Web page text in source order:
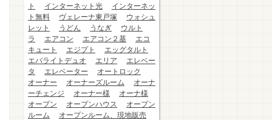
ト
インターネット光
インターネッ
ト無料
ヴェレーナ東戸塚
ウォシュ
レット
うどん うなぎ
ウルト
ラ
エアコン エアコン２基
エコ
キュート
エジプト
エッグタルト
エバライトデュオ
エリア
エレベー
タ
エレベーター
オートロック
オーナー
オーナーズルーム
オーナ
ーチェンジ
オーナー様
オーナ様
オープン
オープンハウス
オープン
ルーム
オープンルーム、現地販売